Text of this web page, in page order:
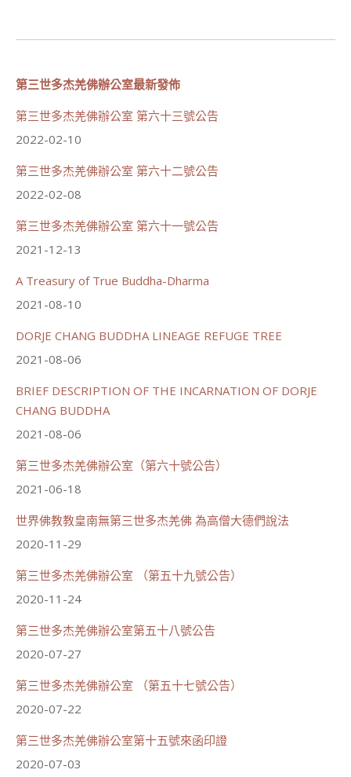
91 42 則留言
分享
世界佛教正心會
June 21, 2026, 12:54 AM
觀看更多
載入更多
第三世多杰羌佛辦公室最新發佈
第三世多杰羌佛辦公室 第六十三號公告
2022-02-10
第三世多杰羌佛辦公室 第六十二號公告
2022-02-08
第三世多杰羌佛辦公室 第六十一號公告
2021-12-13
A Treasury of True Buddha-Dharma
2021-08-10
DORJE CHANG BUDDHA LINEAGE REFUGE TREE
2021-08-06
BRIEF DESCRIPTION OF THE INCARNATION OF DORJE
CHANG BUDDHA
2021-08-06
第三世多杰羌佛辦公室（第六十號公告）
2021-06-18
世界佛教教皇南無第三世多杰羌佛 為高僧大德們說法
2020-11-29
第三世多杰羌佛辦公室 （第五十九號公告）
2020-11-24
第三世多杰羌佛辦公室第五十八號公告
2020-07-27
第三世多杰羌佛辦公室 （第五十七號公告）
2020-07-22
第三世多杰羌佛辦公室第十五號來函印證
2020-07-03